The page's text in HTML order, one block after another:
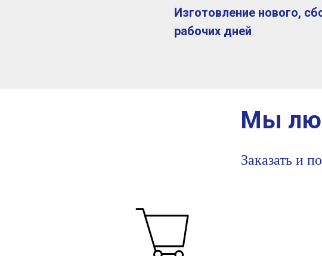
Изготовление нового,
рабочих дней.
Мы
Заказатьи